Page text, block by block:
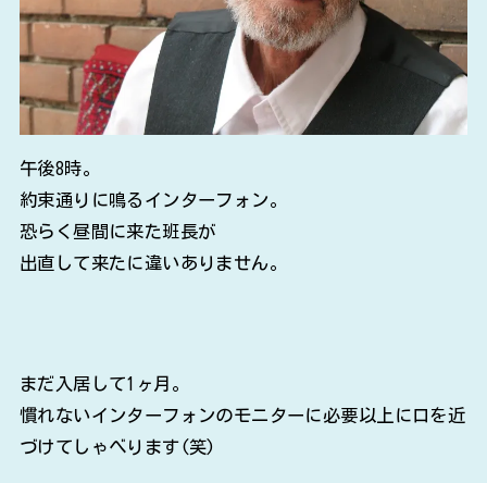
午後8時。
約束通りに鳴るインターフォン。
恐らく昼間に来た班長が
出直して来たに違いありません。
まだ入居して1ヶ月。
慣れないインターフォンのモニターに必要以上に口を近
づけてしゃべります(笑)